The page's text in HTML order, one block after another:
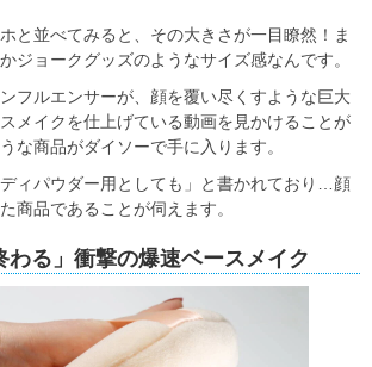
と並べてみると、その大きさが一目瞭然！ま
ジョークグッズのようなサイズ感なんです。
フルエンサーが、顔を覆い尽くすような巨大
メイクを仕上げている動画を見かけることが
な商品がダイソーで手に入ります。
ィパウダー用としても」と書かれており…顔
商品であることが伺えます。
わる」衝撃の爆速ベースメイク